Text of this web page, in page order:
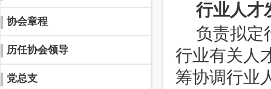
协会章程
历任协会领导
党总支
行业人才
负责拟定
行业有关人
筹协调行业